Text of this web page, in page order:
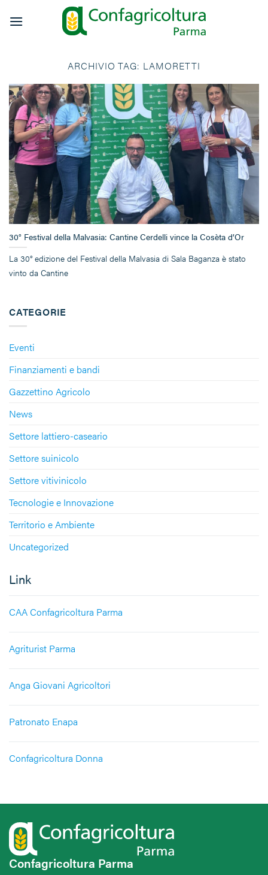
ARCHIVIO TAG: LAMORETTI
CATEGORIE
Eventi
Finanziamenti e bandi
Gazzettino Agricolo
News
Settore lattiero-caseario
Settore suinicolo
Settore vitivinicolo
Tecnologie e Innovazione
Territorio e Ambiente
Uncategorized
Link
CAA Confagricoltura Parma
Agriturist Parma
Anga Giovani Agricoltori
Patronato Enapa
Confagricoltura Donna
30° Festival della Malvasia: Cantine Cerdelli vince la Cosèta d’Or
La 30° edizione del Festival della Malvasia di Sala Baganza è stato
vinto da Cantine
Confagricoltura Parma